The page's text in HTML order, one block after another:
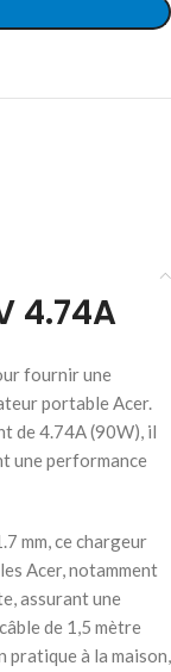
4.74A
fournir une
portable Acer.
de 4.74A (90W), il
une performance
mm, ce chargeur
Acer, notamment
assurant une
de 1,5 mètre
à la maison,